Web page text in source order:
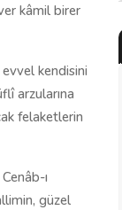
kâmil birer
kendisini
arzularına
felaketlerin
ı
güzel